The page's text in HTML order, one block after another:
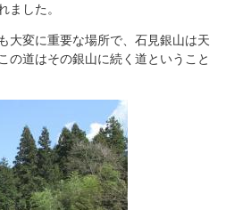
ました。
大変に重要な場所で、石見銀山は天
の道はその銀山に続く道ということ